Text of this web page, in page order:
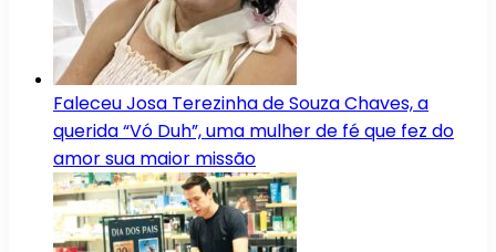
Faleceu Josa Terezinha de Souza Chaves, a
querida “Vó Duh”, uma mulher de fé que fez do
amor sua maior missão